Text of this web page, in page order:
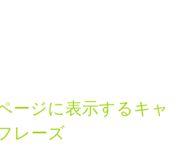
ージに表示するキャ
レーズ